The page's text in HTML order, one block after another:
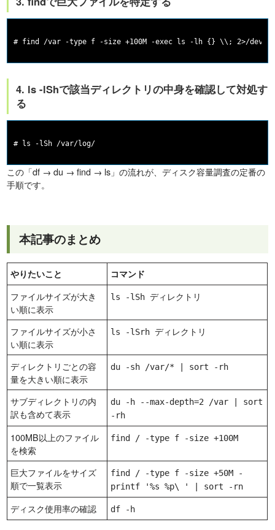
4. ls -lShで該当ディレクトリの中身を確認して対処す
る
この「df → du → find → ls」の流れが、ディスク容量調査の定番の
手順です。
本記事のまとめ
やりたいこと コマンド
ファイルサイズが大き
い順に表示
ls -lSh ディレクトリ
ファイルサイズが小さ
い順に表示
ls -lSrh ディレクトリ
ディレクトリごとの容
量を大きい順に表示
du -sh /var/* | sort -rh
サブディレクトリの内
訳も含めて表示
du -h --max-depth=2 /var | sort
-rh
100MB以上のファイル
を検索
find / -type f -size +100M
巨大ファイルをサイズ
順で一覧表示
find / -type f -size +50M -
printf '%s %p\ ' | sort -rn
ディスク使用率の確認 df -h